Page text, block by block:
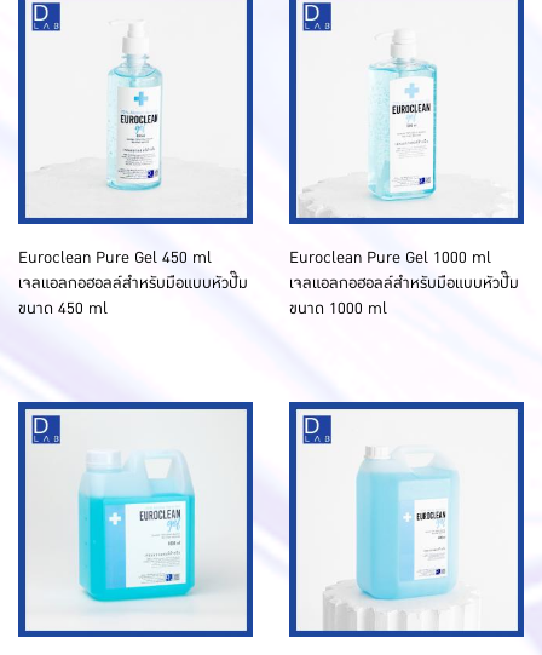
Euroclean Pure Gel 450 ml
เจลแอลกอฮอลล์สำหรับมือแบบหัวปั๊ม
ขนาด 450 ml
Euroclean Pure Gel 1000 ml
เจลแอลกอฮอลล์สำหรับมือแบบหัวปั๊ม
ขนาด 1000 ml